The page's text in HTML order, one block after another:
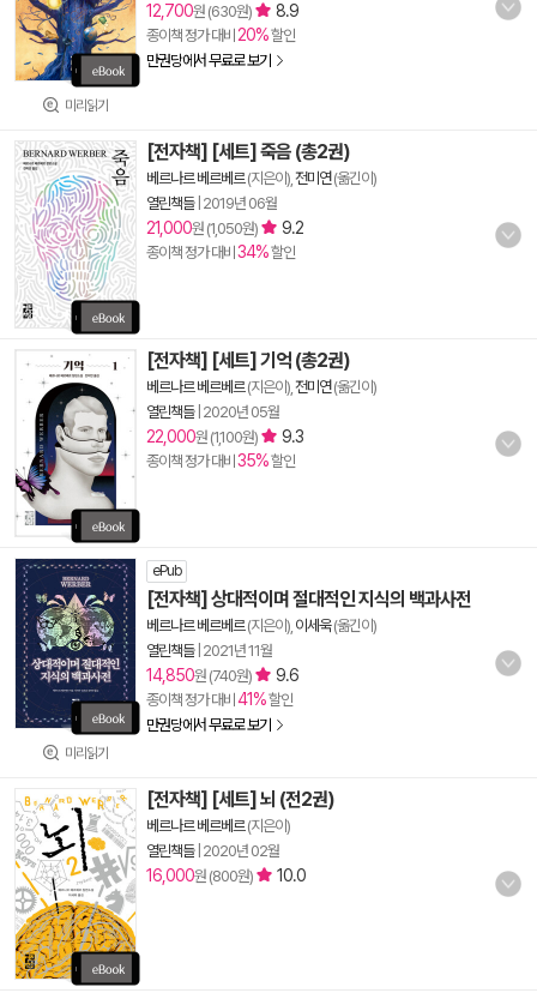
미리읽기
12,700원 (630원) 8.9
종이책 정가 대비 20%할인
만권당에서 무료로 보기
[전자책] [세트] 죽음 (총2권)
베르나르 베르베르(지은이), 전미연(옮긴이)
열린책들| 2019년 06월
21,000원 (1,050원) 9.2
종이책 정가 대비 34%할인
[전자책] [세트] 기억 (총2권)
베르나르 베르베르(지은이), 전미연(옮긴이)
열린책들| 2020년 05월
22,000원 (1,100원) 9.3
종이책 정가 대비 35%할인
미리읽기
ePub
[전자책] 상대적이며 절대적인 지식의 백과사전
베르나르 베르베르(지은이), 이세욱(옮긴이)
열린책들| 2021년 11월
14,850원 (740원) 9.6
종이책 정가 대비 41%할인
만권당에서 무료로 보기
[전자책] [세트] 뇌 (전2권)
베르나르 베르베르(지은이)
열린책들| 2020년 02월
16,000원 (800원) 10.0